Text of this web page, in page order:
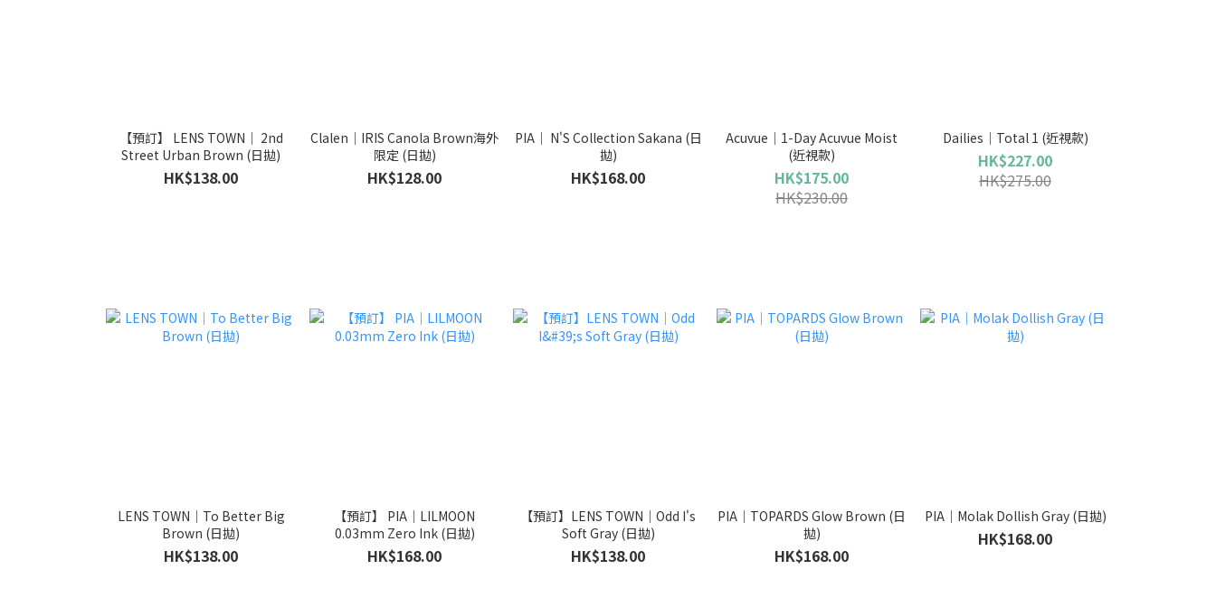
【預訂】 LENS TOWN｜ 2nd
Street Urban Brown (日拋)
HK$138.00
Clalen｜IRIS Canola Brown海外
限定 (日拋)
HK$128.00
PIA｜ N'S Collection Sakana (日
拋)
HK$168.00
Acuvue｜1-Day Acuvue Moist
(近視款)
HK$175.00
HK$230.00
Dailies｜Total 1 (近視款)
HK$227.00
HK$275.00
LENS TOWN｜To Better Big
Brown (日拋)
HK$138.00
【預訂】 PIA｜LILMOON
0.03mm Zero Ink (日拋)
HK$168.00
【預訂】LENS TOWN｜Odd I's
Soft Gray (日拋)
HK$138.00
PIA｜TOPARDS Glow Brown (日
拋)
HK$168.00
PIA｜Molak Dollish Gray (日拋)
HK$168.00